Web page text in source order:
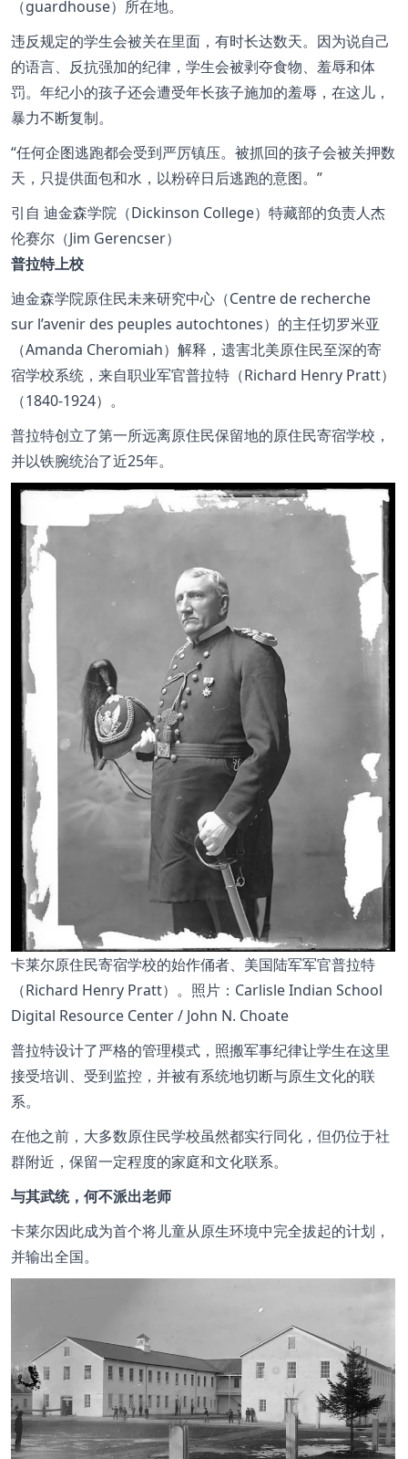
（guardhouse）所在地。
违反规定的学生会被关在里面，有时长达数天。因为说自己
的语言、反抗强加的纪律，学生会被剥夺食物、羞辱和体
罚。年纪小的孩子还会遭受年长孩子施加的羞辱，在这儿，
暴力不断复制。
任何企图逃跑都会受到严厉镇压。被抓回的孩子会被关押数
天，只提供面包和水，以粉碎日后逃跑的意图。
引自 迪金森学院（Dickinson College）特藏部的负责人杰
伦赛尔（Jim Gerencser）
普拉特上校
迪金森学院原住民未来研究中心（Centre de recherche
sur l’avenir des peuples autochtones）的主任切罗米亚
（Amanda Cheromiah）解释，遗害北美原住民至深的寄
宿学校系统，来自职业军官普拉特（Richard Henry Pratt）
（1840-1924）。
普拉特创立了第一所远离原住民保留地的原住民寄宿学校，
并以铁腕统治了近25年。
卡莱尔原住民寄宿学校的始作俑者、美国陆军军官普拉特
（Richard Henry Pratt）。照片：Carlisle Indian School
Digital Resource Center / John N. Choate
普拉特设计了严格的管理模式，照搬军事纪律让学生在这里
接受培训、受到监控，并被有系统地切断与原生文化的联
系。
在他之前，大多数原住民学校虽然都实行同化，但仍位于社
群附近，保留一定程度的家庭和文化联系。
与其武统，何不派出老师
卡莱尔因此成为首个将儿童从原生环境中完全拔起的计划，
并输出全国。